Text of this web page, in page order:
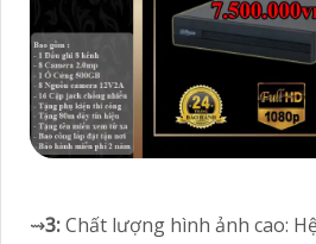
⇝3:Chất lượng hình ảnh cao: